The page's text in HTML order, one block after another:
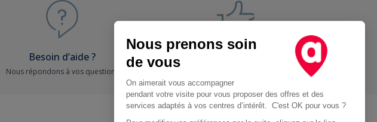
Besoin d’aide ?
Nous répondons à vos questions
Nous prenons soin
de vous
On aimerait vous accompagner
pendant votre visite pour vous proposer des offres et des
services adaptés à vos centres d’intérêt. C'est OK pour vous ?